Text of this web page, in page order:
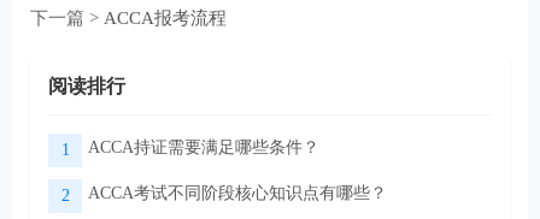
下一篇 > ACCA报考流程
阅读排行
1 ACCA持证需要满足哪些条件？
2 ACCA考试不同阶段核心知识点有哪些？